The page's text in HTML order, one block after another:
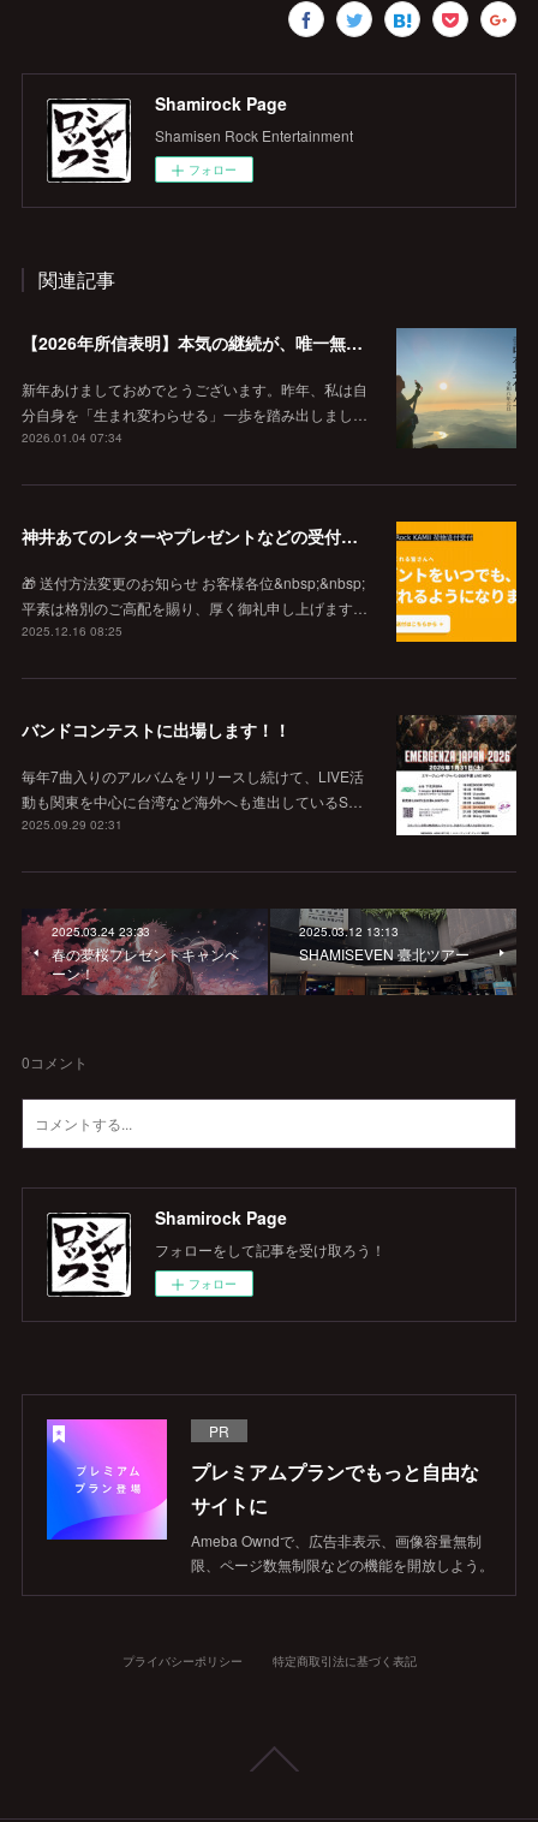
Shamirock Page
Shamisen Rock Entertainment
フォロー
関連記事
【2026年所信表明】本気の継続が、唯一無二の価値を作る。
新年あけましておめでとうございます。昨年、私は自
分自身を「生まれ変わらせる」一歩を踏み出しまし…
2026.01.04 07:34
神井あてのレターやプレゼントなどの受付窓口
🎁 送付方法変更のお知らせ お客様各位&nbsp;&nbsp;
平素は格別のご高配を賜り、厚く御礼申し上げます…
2025.12.16 08:25
バンドコンテストに出場します！！
毎年7曲入りのアルバムをリリースし続けて、LIVE活
動も関東を中心に台湾など海外へも進出しているS…
2025.09.29 02:31
2025.03.24 23:33
春の夢桜プレゼントキャンペ
ーン！
2025.03.12 13:13
SHAMISEVEN 臺北ツアー
0コメント
Shamirock Page
フォローをして記事を受け取ろう！
フォロー
PR
プレミアムプランでもっと自由な
サイトに
Ameba Owndで、広告非表示、画像容量無制
限、ページ数無制限などの機能を開放しよう。
プライバシーポリシー 特定商取引法に基づく表記